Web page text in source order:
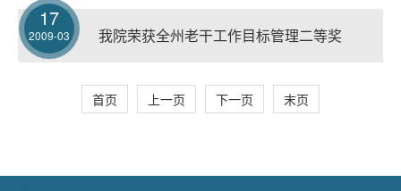
17
2009-03 我院荣获全州老干工作目标管理二等奖
首页 上一页 下一页 末页